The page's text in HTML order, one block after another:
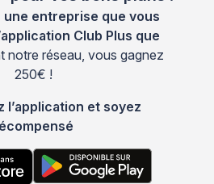
une entreprise que vous
Club Plus que
notre réseau, vous gagnez
250€ !
l’application et soyez